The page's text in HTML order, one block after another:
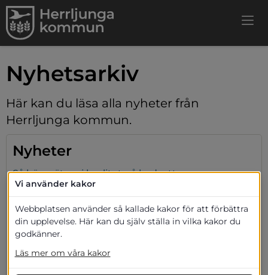
Nyhetsarkiv
Här kan du läsa alla nyheter från
Herrljunga kommun.
Nyheter
Så här mäter vi kvalitet på badvatten
2021-07-16
Bo, bygga och miljö
Flera restriktioner kommer att lyftas från och med
den 15 juli
Vi använder kakor
Webbplatsen använder så kallade kakor för att förbättra
din upplevelse. Här kan du själv ställa in vilka kakor du
godkänner.
Läs mer om våra kakor